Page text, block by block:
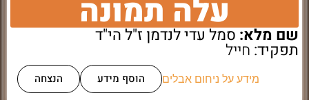
עלה תמונה
שם מלא:סמל עדי לנדמן ז"ל הי"ד
תפקיד: חייל
מידע על ניחום אבלים הוסף מידע הנצחה